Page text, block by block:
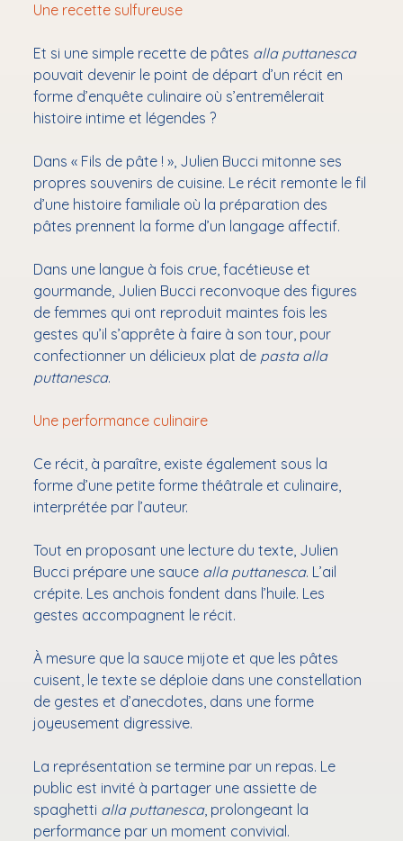
Une recette sulfureuse
Et si une simple recette de pâtes alla puttanesca
pouvait devenir le point de départ d’un récit en
forme d’enquête culinaire où s’entremêlerait
histoire intime et légendes ?
Dans « Fils de pâte ! », Julien Bucci mitonne ses
propres souvenirs de cuisine. Le récit remonte le fil
d’une histoire familiale où la préparation des
pâtes prennent la forme d’un langage affectif.
Dans une langue à fois crue, facétieuse et
gourmande, Julien Bucci reconvoque des figures
de femmes qui ont reproduit maintes fois les
gestes qu’il s’apprête à faire à son tour, pour
confectionner un délicieux plat de pasta alla
puttanesca.
Une performance culinaire
Ce récit, à paraître, existe également sous la
forme d’une petite forme théâtrale et culinaire,
interprétée par l’auteur.
Tout en proposant une lecture du texte, Julien
Bucci prépare une sauce alla puttanesca. L’ail
crépite. Les anchois fondent dans l’huile. Les
gestes accompagnent le récit.
À mesure que la sauce mijote et que les pâtes
cuisent, le texte se déploie dans une constellation
de gestes et d’anecdotes, dans une forme
joyeusement digressive.
La représentation se termine par un repas. Le
public est invité à partager une assiette de
spaghetti alla puttanesca, prolongeant la
performance par un moment convivial.